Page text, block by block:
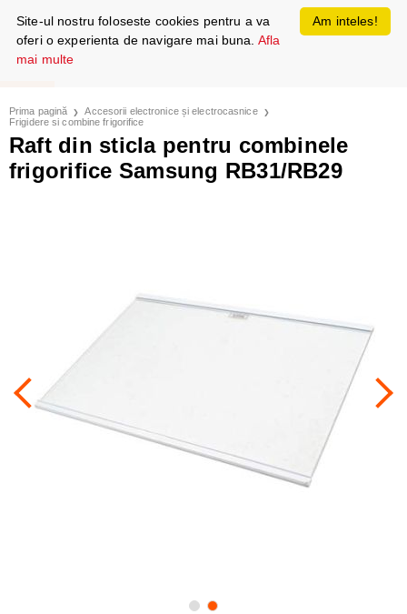
Prima pagină
Accesorii electronice și electrocasnice
Frigidere si combine frigorifice
Raft din sticla pentru combinele
frigorifice Samsung RB31/RB29
Am inteles!
Site-ul nostru foloseste cookies pentru a va
oferi o experienta de navigare mai buna. Afla
mai multe